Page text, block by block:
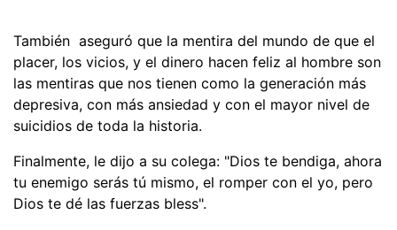
También aseguró que la mentira del mundo de que el
placer, los vicios, y el dinero hacen feliz al hombre son
las mentiras que nos tienen como la generación más
depresiva, con más ansiedad y con el mayor nivel de
suicidios de toda la historia.
Finalmente, le dijo a su colega: "Dios te bendiga, ahora
tu enemigo serás tú mismo, el romper con el yo, pero
Dios te dé las fuerzas bless".